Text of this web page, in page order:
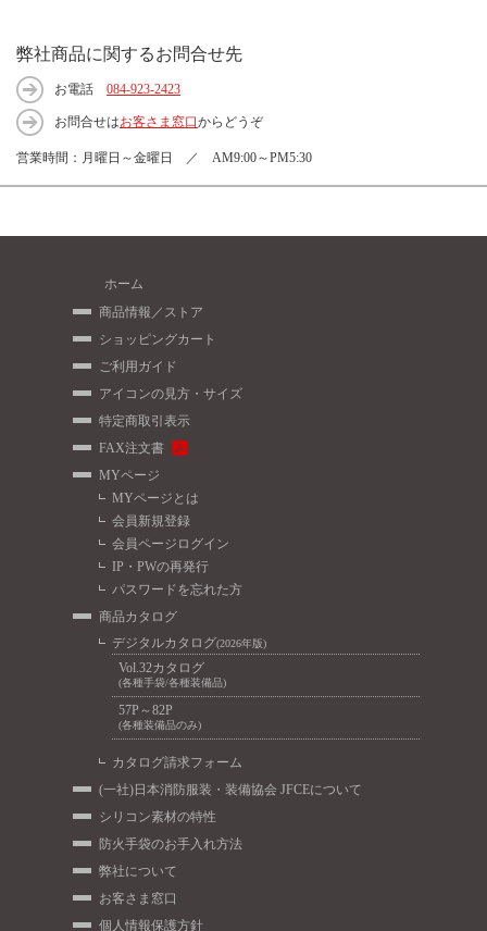
弊社商品に関するお問合せ先
お電話 084-923-2423
お問合せはお客さま窓口からどうぞ
営業時間：月曜日～金曜日 ／ AM9:00～PM5:30
ホーム
商品情報／ストア
ショッピングカート
ご利用ガイド
アイコンの見方・サイズ
特定商取引表示
FAX注文書
MYページ
MYページとは
会員新規登録
会員ページログイン
IP・PWの再発行
パスワードを忘れた方
商品カタログ
デジタルカタログ(2026年版)
Vol.32カタログ
(各種手袋/各種装備品)
57P～82P
(各種装備品のみ)
カタログ請求フォーム
(一社)日本消防服装・装備協会 JFCEについて
シリコン素材の特性
防火手袋のお手入れ方法
弊社について
お客さま窓口
個人情報保護方針